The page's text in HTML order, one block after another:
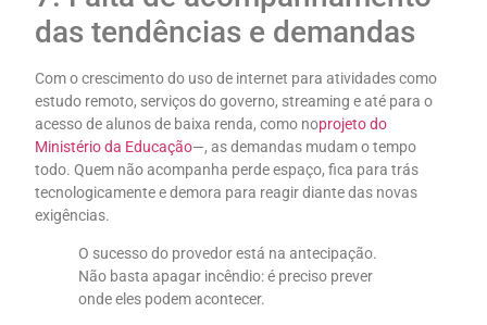
das tendências e demandas
Com o crescimento do uso de internet para atividades como
estudo remoto, serviços do governo, streaming e até para o
acesso de alunos de baixa renda, como noprojeto do
Ministério da Educação—, as demandas mudam o tempo
todo. Quem não acompanha perde espaço, fica para trás
tecnologicamente e demora para reagir diante das novas
exigências.
O sucesso do provedor está na antecipação.
Não basta apagar incêndio: é preciso prever
onde eles podem acontecer.